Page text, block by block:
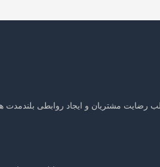
رضایت مشتریان و ایجاد روابطی